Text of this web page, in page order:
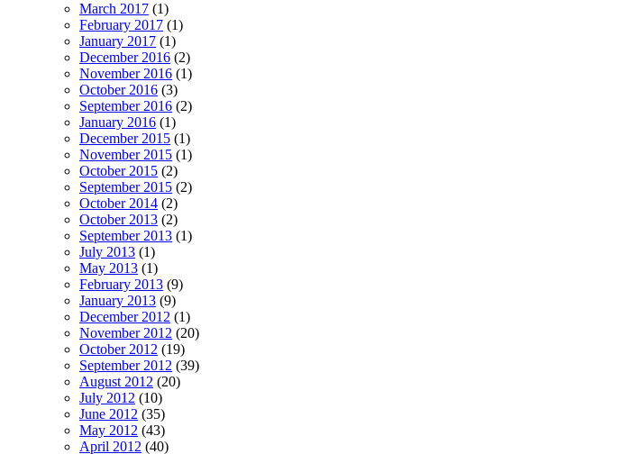
March 2017 (1)
February 2017 (1)
January 2017 (1)
December 2016 (2)
November 2016 (1)
October 2016 (3)
September 2016 (2)
January 2016 (1)
December 2015 (1)
November 2015 (1)
October 2015 (2)
September 2015 (2)
October 2014 (2)
October 2013 (2)
September 2013 (1)
July 2013 (1)
May 2013 (1)
February 2013 (9)
January 2013 (9)
December 2012 (1)
November 2012 (20)
October 2012 (19)
September 2012 (39)
August 2012 (20)
July 2012 (10)
June 2012 (35)
May 2012 (43)
April 2012 (40)